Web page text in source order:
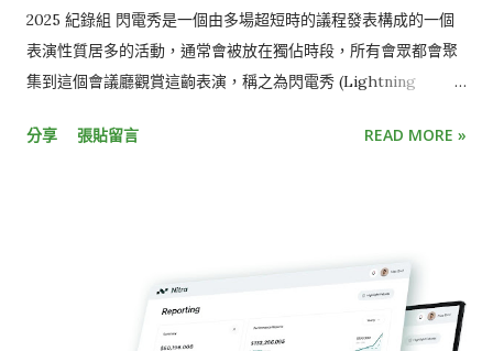
跨團隊的技術與知識交流： 開源議題小聚 ：定期舉辦內部技術分
享，鼓勵同仁交流專案經驗與技術挑戰，激發創新思維。 完善治
理框架 ：逐步完善內部開源治理框架，建立集團規範與流程，確
質。 人才培育與交流 ：提供系統性培訓，並鼓勵同仁參與外部社
新格局 2026 年，為國泰金控連續第二年支持 COSCUP 開源人
2025 紀錄組 閃電秀是一個由多場超短時的議程發表構成的一個
表演性質居多的活動，通常會被放在獨佔時段，所有會眾都會聚
集到這個會議廳觀賞這齣表演，稱之為閃電秀 (Lightning
17:00 在 RB105 議程軌開講。 本次閃電秀的參加規則如下: 每個
演說，主持人有權基於本規則的判斷將不適合的發表暫停，並向
大家說明理由。 需要再時限內完成報名 敬請自備筆電(和 HDMI
轉接器)上台 需要提早一場議程 (在結束前) 到 Main Hall (RB105)
分享 張貼留言 READ MORE »